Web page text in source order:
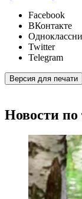
Facebook
ВКонтакте
Twitter
Telegram
Версия для печати
Новости по